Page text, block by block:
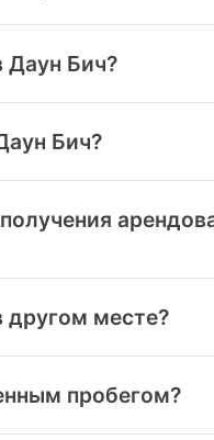
Даун Бич?
Бич?
другом месте?
пробегом?